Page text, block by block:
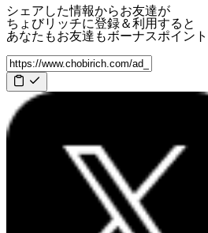
シェアした情報からお友達が
ちょびリッチに登録＆利用すると
あなたもお友達もボーナスポイント